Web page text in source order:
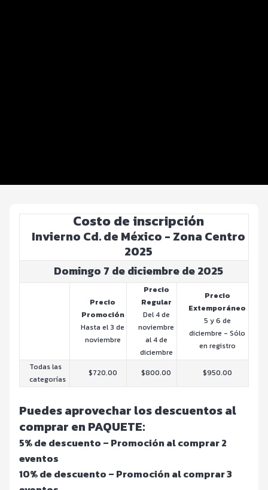
Costo de inscripción
Invierno Cd. de México - Zona Centro
2025
Domingo 7 de diciembre de 2025
Precio
Promoción
Hasta el 3 de
noviembre
Precio
Regular
Del 4 de
noviembre
al 4 de
diciembre
Precio
Extemporáneo
5 y 6 de
diciembre - Sólo
en registro
Todas las
categorías
$720.00 $800.00 $950.00
Puedes aprovechar los descuentos al
comprar en PAQUETE:
5% de descuento – Promoción al comprar 2
eventos
10% de descuento – Promoción al comprar 3